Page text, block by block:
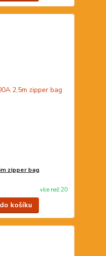
zipper bag
více než 20
košíku